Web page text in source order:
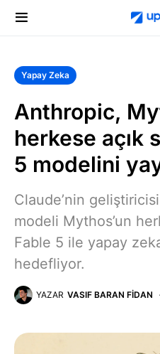
Yapay Zeka
Anthropic,
herkese açık
5 modelini
Claude’nin
modeli Mythos’un
Fable 5 ile yapay
hedefliyor.
YAZAR VASIF BARAN FIDAN